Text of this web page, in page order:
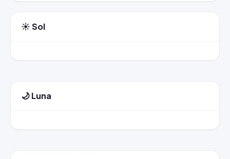
☀️ Sol
🌙 Luna